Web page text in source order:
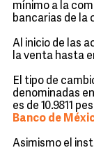
mínimo a la
bancarias de la
Al inicio de las
la venta hasta
El tipo de
denominadas
es de 10.9811
Banco de
Asimismo el